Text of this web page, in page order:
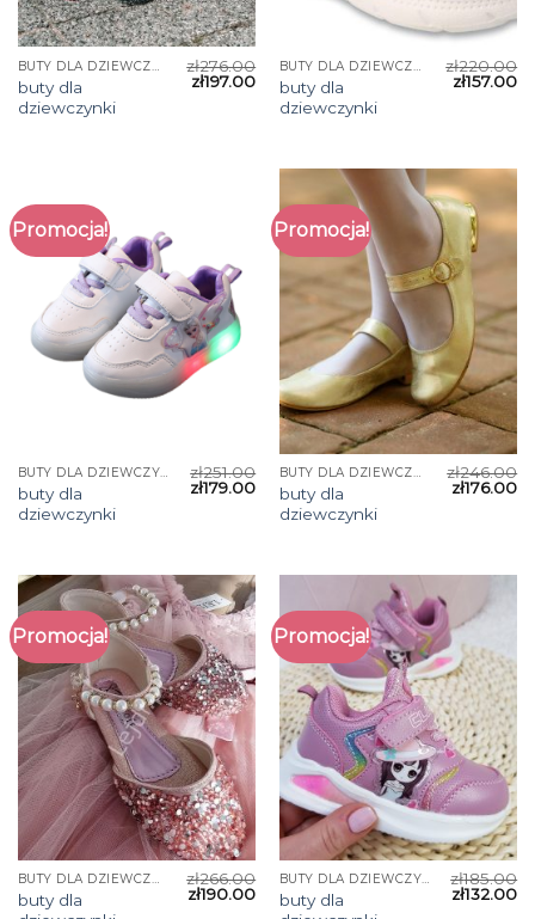
BUTY DLA DZIEWCZYNKI
buty dla
dziewczynki
zł276.00
zł197.00
BUTY DLA DZIEWCZYNKI
buty dla
dziewczynki
zł220.00
zł157.00
Promocja!
BUTY DLA DZIEWCZYNKI
buty dla
dziewczynki
zł251.00
zł179.00
Promocja!
BUTY DLA DZIEWCZYNKI
buty dla
dziewczynki
zł246.00
zł176.00
Promocja!
BUTY DLA DZIEWCZYNKI
buty dla
zł266.00
zł190.00
Promocja!
BUTY DLA DZIEWCZYNKI
buty dla
zł185.00
zł132.00